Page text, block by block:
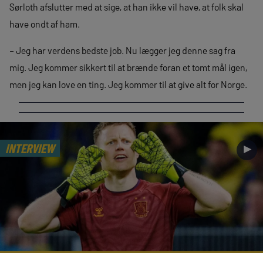
Sørloth afslutter med at sige, at han ikke vil have, at folk skal
have ondt af ham.
– Jeg har verdens bedste job. Nu lægger jeg denne sag fra
mig. Jeg kommer sikkert til at brænde foran et tomt mål igen,
men jeg kan love en ting. Jeg kommer til at give alt for Norge.
INTERVIEW ►